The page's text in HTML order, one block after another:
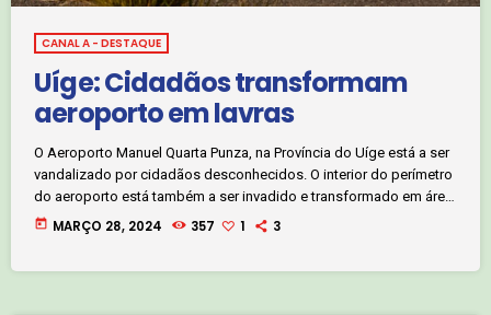
CANAL A - DESTAQUE
Uíge: Cidadãos transformam
aeroporto em lavras
O Aeroporto Manuel Quarta Punza, na Província do Uíge está a ser
vandalizado por cidadãos desconhecidos. O interior do perímetro
do aeroporto está também a ser invadido e transformado em área
de cultivo. Clique, no áudio abaixo, e saiba mais com o jornalista
today MARÇO 28, 2024 357 1 3